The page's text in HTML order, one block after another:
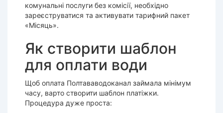
комунальні послуги без комісії, необхідно
зареєструватися та активувати тарифний пакет
«Місяць».
Як створити шаблон
для оплати води
Щоб оплата Полтававодоканал займала мінімум
часу, варто створити шаблон платіжки.
Процедура дуже проста: